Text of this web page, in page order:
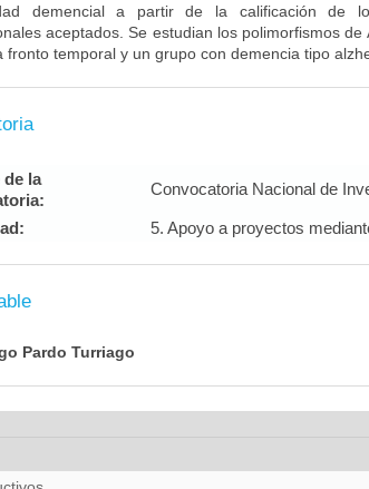
demencial a partir de la calificación de
aceptados. Se estudian los polimorfismos
fronto temporal y un grupo con demencia tipo
de la
Convocatoria Nacional de
5. Apoyo a proyectos
Pardo Turriago